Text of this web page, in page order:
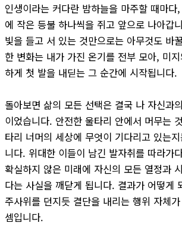
인생이라는 커다란 밤하늘을 마주할 때마
에 작은 등불 하나씩을 쥐고 앞으로 나아갑
빛을 들고 서 있는 것만으로는 아무것도 바
한 변화는 내가 가진 온기를 전부 모아, 미
하게 첫 발을 내딛는 그 순간에 시작됩니다.
돌아보면 삶의 모든 선택은 결국 나 자신과
이었습니다. 안전한 울타리 안에서 머무는
타리 너머의 세상에 무엇이 기다리고 있는
니다. 위대한 이들이 남긴 발자취를 따라가
확실하지 않은 미래에 자신의 모든 열정과
다는 사실을 깨닫게 됩니다. 결과가 어떻게
주사위를 던지듯 결단을 내리는 행위 자체
셈입니다.